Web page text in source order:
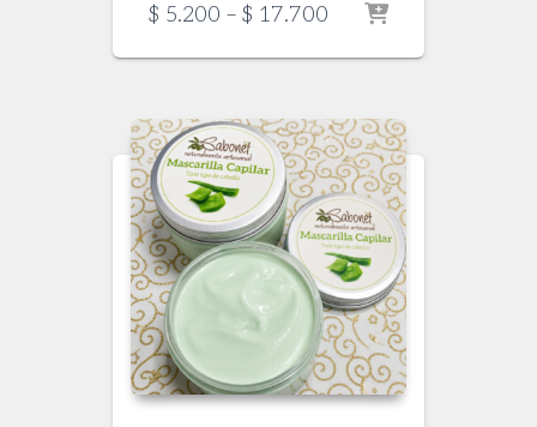
$ 5.200 – $ 17.700 Price
$ 5.200
$ 17.700